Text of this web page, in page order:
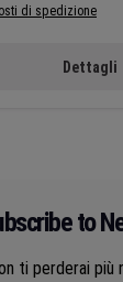
di spedizione
Dettagli
to
ti perderai più